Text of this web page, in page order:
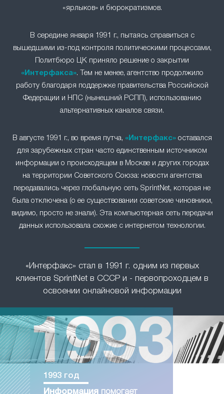
«ярлыков» и бюрократизмов.
В середине января 1991 г., пытаясь справиться с
вышедшими из-под контроля политическими процессами,
Политбюро ЦК приняло решение о закрытии
«Интерфакса». Тем не менее, агентство продолжило
работу благодаря поддержке правительства Российской
Федерации и НПС (нынешний РСПП), использованию
альтернативных каналов связи.
В августе 1991 г., во время путча, «Интерфакс»оставался
для зарубежных стран часто единственным источником
информации о происходящем в Москве и других городах
на территории Советского Союза: новости агентства
передавались через глобальную сеть SprintNet, которая не
была отключена (о ее существовании советские чиновники,
видимо, просто не знали). Эта компьютерная сеть передачи
данных использовала схожие с интернетом технологии.
«Интерфакс» стал в 1991 г. одним из первых
клиентов SprintNet в СССР и - первопроходцем в
освоении онлайновой информации
1993 год
Информация помогает